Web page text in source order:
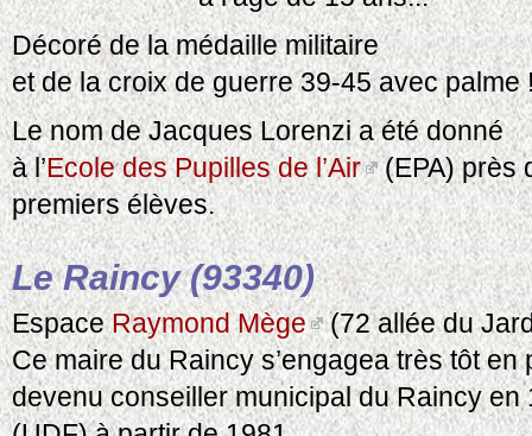
Décoré de la médaille militaire
et de la croix de guerre 39-45 avec palme
Le nom de Jacques Lorenzi a été donné
à l’Ecole des Pupilles de l’Air (EPA) près
premiers élèves.
Le Raincy (93340)
EspaceRaymond Mège
(72 allée du
Ce maire du Raincy s’engagea très tôt
devenu conseiller municipal du Raincy en